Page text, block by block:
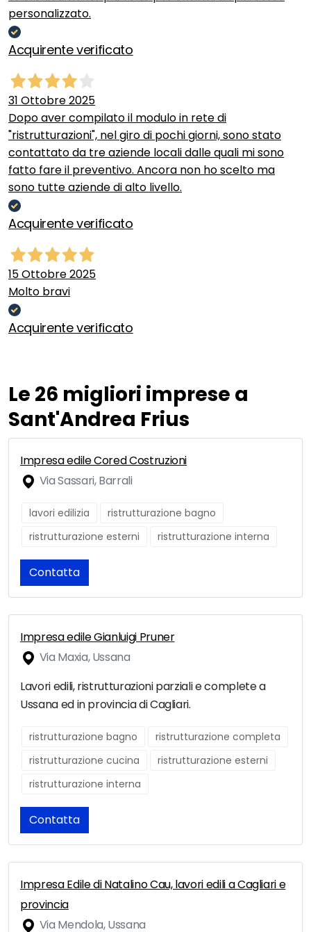
personalizzato.
Acquirente verificato
31 Ottobre 2025
Dopo aver compilato il modulo in rete di
"ristrutturazioni", nel giro di pochi giorni, sono stato
contattato da tre aziende locali dalle quali mi sono
fatto fare il preventivo. Ancora non ho scelto ma
sono tutte aziende di alto livello.
Acquirente verificato
15 Ottobre 2025
Molto bravi
Acquirente verificato
Le 26 migliori imprese a
Sant'Andrea Frius
Impresa edile Cored Costruzioni
Via Sassari, Barrali
lavori edilizia
ristrutturazione bagno
ristrutturazione esterni
ristrutturazione interna
Contatta
Impresa edile Gianluigi Pruner
Via Maxia, Ussana
Lavori edili, ristrutturazioni parziali e complete a
Ussana ed in provincia di Cagliari.
ristrutturazione bagno
ristrutturazione completa
ristrutturazione cucina
ristrutturazione esterni
ristrutturazione interna
Contatta
Impresa Edile di Natalino Cau, lavori edili a Cagliari e
provincia
Via Mendola, Ussana